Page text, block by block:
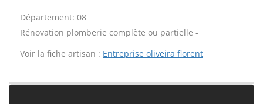
Département: 08
Rénovation plomberie complète ou partielle -
Voir la fiche artisan : Entreprise oliveira florent